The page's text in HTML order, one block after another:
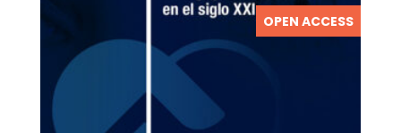
OPEN ACCESS